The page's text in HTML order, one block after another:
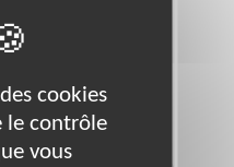
cookies
le contrôle
vous